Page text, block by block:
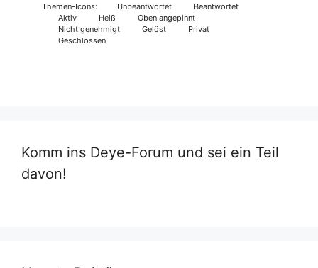
Themen-Icons:
Unbeantwortet
Beantwortet
Aktiv
Heiß
Oben angepinnt
Nicht genehmigt
Gelöst
Privat
Geschlossen
Komm ins Deye-Forum und sei ein Teil
davon!